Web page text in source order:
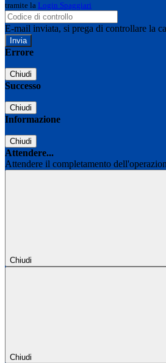
tramite la Login Spaggiari
E-mail inviata, si prega di controllare la
Errore
Chiudi
Successo
Chiudi
Informazione
Chiudi
Attendere...
Attendere il completamento
Chiudi
Chiudi